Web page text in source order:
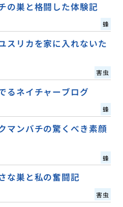
の巣と格闘した体験記
蜂
スリカを家に入れないた
害虫
るネイチャーブログ
蜂
マンバチの驚くべき素顔
蜂
な巣と私の奮闘記
害虫